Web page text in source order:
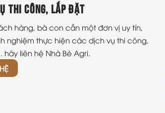
THI CÔNG, LẮP ĐẶT
hàng, bà con cần một đơn vị uy tín,
nghiệm thực hiện các dịch vụ thi công,
hãy liên hệ Nhà Bè Agri.